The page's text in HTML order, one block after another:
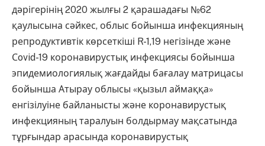
дәрігерінің 2020 жылғы 2 қарашадағы №62
қаулысына сәйкес, облыс бойынша инфекцияның
репродуктивтік көрсеткіші R-1,19 негізінде және
Сovid-19 коронавирустық инфекциясы бойынша
эпидемиологиялық жағдайды бағалау матрицасы
бойынша Атырау облысы «қызыл аймаққа»
енгізілуіне байланысты және коронавирустық
инфекцияның таралуын болдырмау мақсатында
тұрғындар арасында коронавирустық